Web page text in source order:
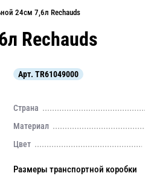
24см 7,6л Rechauds
Rechauds
Арт. TR61049000
Страна
Материал
Цвет
Размеры транспортной коробки